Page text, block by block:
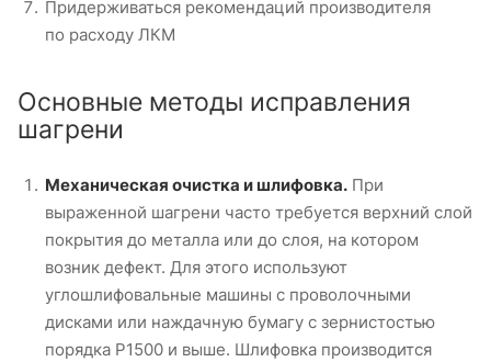
Придерживаться рекомендаций производителя
по расходу ЛКМ
Основные методы исправления
шагрени
Механическая очистка и шлифовка. При
выраженной шагрени часто требуется верхний слой
покрытия до металла или до слоя, на котором
возник дефект. Для этого используют
углошлифовальные машины с проволочными
дисками или наждачную бумагу с зернистостью
порядка P1500 и выше. Шлифовка производится